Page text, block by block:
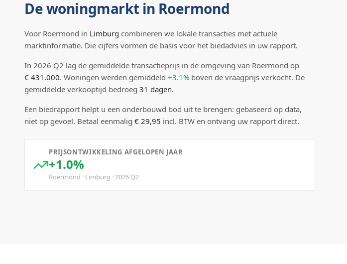
De woningmarkt in Roermond
Voor Roermond in Limburg combineren we lokale transacties met actuele
marktinformatie. Die cijfers vormen de basis voor het biedadvies in uw rapport.
In 2026 Q2 lag de gemiddelde transactieprijs in de omgeving van Roermond op
€ 431.000. Woningen werden gemiddeld +3.1% boven de vraagprijs verkocht. De
gemiddelde verkooptijd bedroeg 31 dagen.
Een biedrapport helpt u een onderbouwd bod uit te brengen: gebaseerd op data,
niet op gevoel. Betaal eenmalig € 29,95 incl. BTW en ontvang uw rapport direct.
PRIJSONTWIKKELING AFGELOPEN JAAR
+1.0%
Roermond · Limburg ·2026 Q2